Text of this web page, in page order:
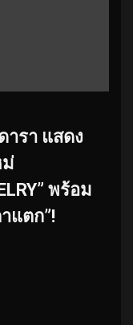
ารา แสดง
พร้อม
แตก”!